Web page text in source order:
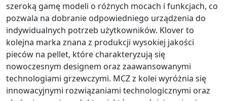
szeroką gamę modeli o różnych mocach i funkcjach, co
pozwala na dobranie odpowiedniego urządzenia do
indywidualnych potrzeb użytkowników. Klover to
kolejna marka znana z produkcji wysokiej jakości
pieców na pellet, które charakteryzują się
nowoczesnym designem oraz zaawansowanymi
technologiami grzewczymi. MCZ z kolei wyróżnia się
innowacyjnymi rozwiązaniami technologicznymi oraz